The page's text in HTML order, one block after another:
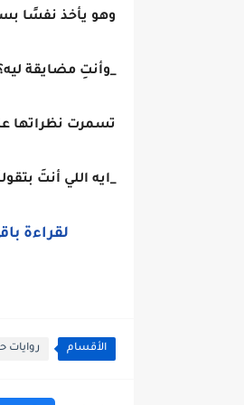
وهو يأخذ نفسًا
_وأنتِ مضايقة
تسمرت نظراتها
_ايه اللي أنتَ
لقراءة
الأقسام روايات